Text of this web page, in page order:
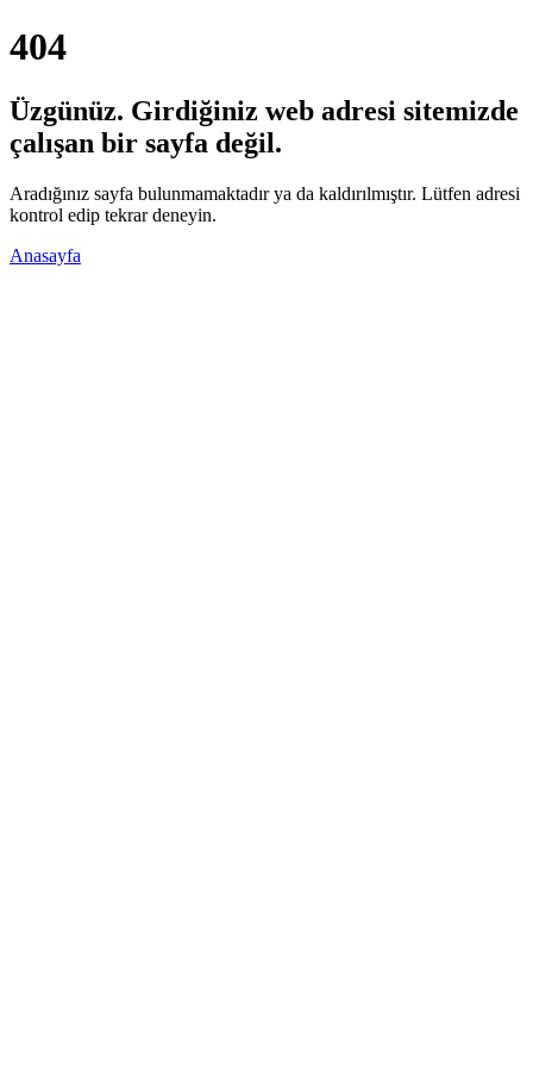
404
Üzgünüz. Girdiğiniz web adresi sitemizde
çalışan bir sayfa değil.
Aradığınız sayfa bulunmamaktadır ya da kaldırılmıştır. Lütfen adresi
kontrol edip tekrar deneyin.
Anasayfa